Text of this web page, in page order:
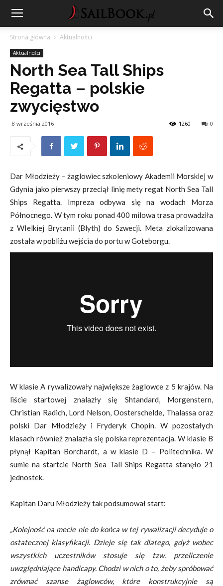
Strona główna Aktualności
Aktualności
North Sea Tall Ships
Regatta – polskie
zwycięstwo
8 września 2016 0
1260
Dar Młodzieży – żaglowiec szkoleniowy Akademii Morskiej w
Gdynia jako pierwszy przeciął linię mety regat North Sea Tall
Ships Regatta. Impreza odbywa się na wodach Morza
Północnego. W tym roku ponad 400 milowa trasa prowadziła
z WIelkiej Brytanii (Blyth) do Szwecji. Meta zlokalizowana
została w pobliżu wejścia do portu w Goteborgu.
W klasie A rywalizowały największe żaglowce z 5 krajów. Na
liście startowej znalazły się Shtandard, Morgenstern,
Christian Radich, Lord Nelson, Oosterschelde, Thalassa oraz
polski Dar Młodzieży i Fryderyk Chopin. W pozostałych
klasach również znalazła się polska reprezentacja. W klasie B
płynął Kapitan Borchardt, a w klasie D – Politechnika. W
sumie na startcie North Sea Tall Ships Regatta stanęło 21
jednostek.
Kapitan Daru Młodzieży tak podsumował start:
„Kolejność na mecie nie do końca w tej rywalizacji decyduje o
ostatecznej klasyfikacji. Dzieje się tak dlatego, gdyż wobec
wszystkich uczestników stosuje się tzw. przeliczenie
uwzględniające handicapy. Chodzi w nich o to, żeby spróbować
zrównać szanse żaglowców, które konstrukcyjnie są